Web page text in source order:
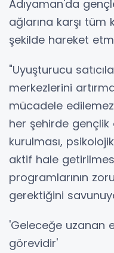
Adıyaman'da
ağlarına karşı tüm
şekilde hareket
"Uyuşturucu
merkezlerini
mücadele
her şehirde gençlik
kurulması,
aktif hale
programlarının
gerektiğini
'Geleceğe uzanan
görevidir'